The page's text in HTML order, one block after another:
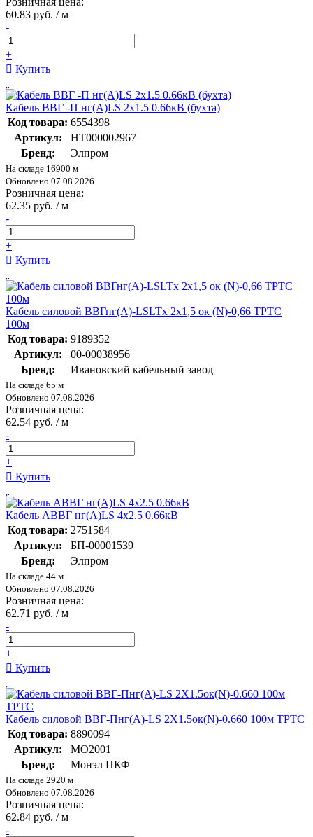
60.83 руб. / м
-
+
Купить
Кабель ВВГ -П нг(А)LS 2х1.5 0.66кВ (бухта)
Код товара: 6554398
Артикул:
НТ000002967
Бренд:
Элпром
На складе 16900 м
Обновлено 07.08.2026
Розничная цена:
62.35 руб. / м
-
+
Купить
Кабель силовой ВВГнг(А)-LSLTx 2х1,5 ок (N)-0,66 ТРТС
100м
Код товара: 9189352
Артикул:
00-00038956
Бренд:
Ивановский кабельный завод
На складе 65 м
Обновлено 07.08.2026
Розничная цена:
62.54 руб. / м
-
+
Купить
Кабель АВВГ нг(А)LS 4х2.5 0.66кВ
Код товара: 2751584
Артикул:
БП-00001539
Бренд:
Элпром
На складе 44 м
Обновлено 07.08.2026
Розничная цена:
62.71 руб. / м
-
+
Купить
Кабель силовой ВВГ-Пнг(А)-LS 2Х1.5ок(N)-0.660 100м ТРТС
Код товара: 8890094
Артикул:
МО2001
Бренд:
Монэл ПКФ
На складе 2920 м
Обновлено 07.08.2026
Розничная цена:
62.84 руб. / м
-